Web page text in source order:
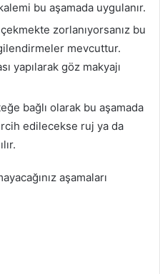
bu aşamada uygulanır.
zorlanıyorsanız bu
mevcuttur.
yapılarak göz makyajı
bağlı olarak bu aşamada
edilecekse ruj ya da
aşamaları